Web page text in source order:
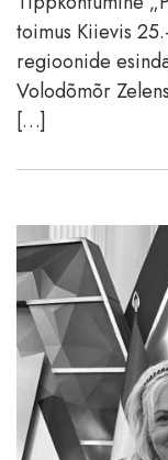
toimus Kiievis
regioonide
Volodõmõr
[…]